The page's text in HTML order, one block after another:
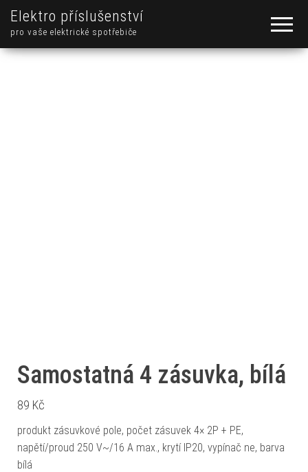
Elektro příslušenství
pro vaše elektrické spotřebiče
Samostatná 4 zásuvka, bílá
89 Kč
produkt zásuvkové pole, počet zásuvek 4× 2P + PE,
napětí/proud 250 V~/16 A max., krytí IP20, vypínač ne, barva
bílá